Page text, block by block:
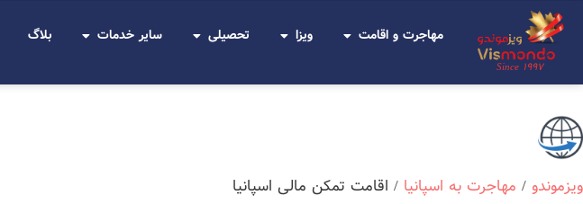
Since 1997
مهاجرت و اقامت ویزا تحصیلی سایر خدمات بلاگ
ویزموندو / مهاجرت به اسپانیا / اقامت تمکن مالی اسپانیا